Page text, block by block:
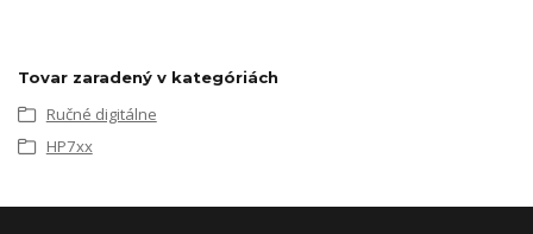
Tovar zaradený v kategóriách
Ručné digitálne
HP7xx